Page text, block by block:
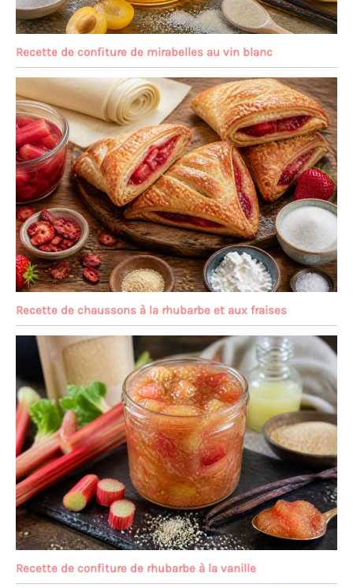
Recette de confiture de mirabelles au vin blanc
Recette de chaussons à la rhubarbe et aux fraises
Recette de confiture de rhubarbe à la vanille